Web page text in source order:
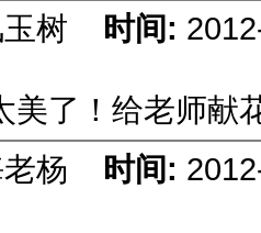
玉树 时间:
美了！给老师献
老杨 时间: